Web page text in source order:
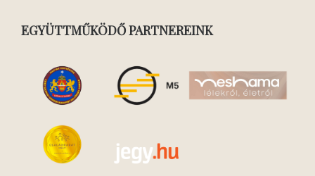
EGYÜTTMŰKÖDŐ PARTNEREINK